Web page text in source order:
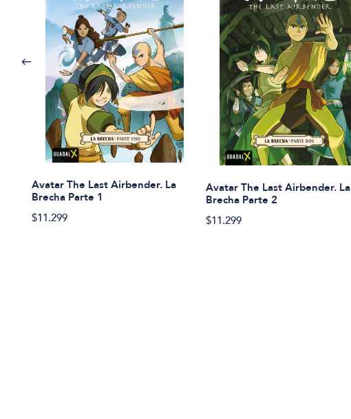
Avatar The Last Airbender. La
Brecha Parte 1
$11.299
Avatar The Last Airbender. La
Brecha Parte 2
$11.299